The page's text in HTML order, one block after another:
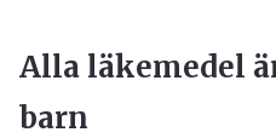
Alla läkemedel
barn